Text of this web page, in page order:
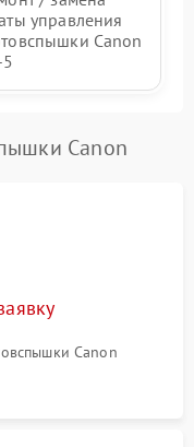
управления
Canon
5
Canon
Canon